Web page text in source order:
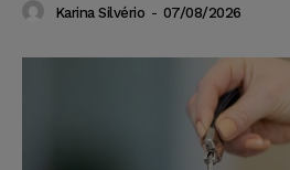
Karina Silvério - 07/08/2026